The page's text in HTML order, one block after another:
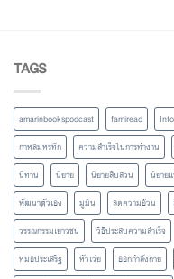
TAGS
amarinbookspodcast famiread
กาหลมหรทึก
ความสำเร็จในการทำงาน
นิทาน
นิยาย นิยายสืบสวน นิยาย
พัฒนาตัวเอง
มูมิน ลดความอ้วน
วรรณกรรมเยาวชน
วิธีประสบความสำเร็จ
หมอประเสริฐ
หัวเว่ย ออกกำลังกาย